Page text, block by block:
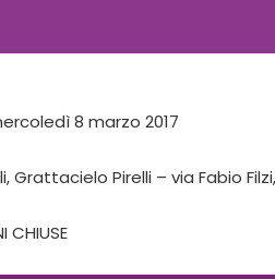
8 marzo 2017
Grattacielo Pirelli – via Fabio
CHIUSE